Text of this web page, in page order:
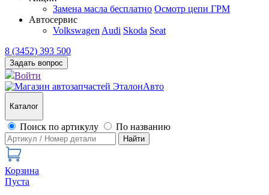
Замена масла бесплатно Осмотр цепи ГРМ
Автосервис
Volkswagen Audi Skoda Seat
8 (3452) 393 500
Задать вопрос
Войти
Каталог
Поиск по артикулу По названию
Найти
Корзина
Пуста